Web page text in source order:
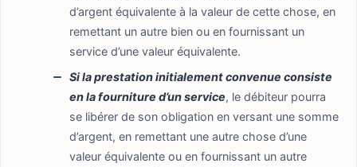
d’argent équivalente à la valeur de cette chose, en
remettant un autre bien ou en fournissant un
service d’une valeur équivalente.
Si la prestation initialement convenue consiste
en la fourniture d’un service, le débiteur pourra
se libérer de son obligation en versant une somme
d’argent, en remettant une autre chose d’une
valeur équivalente ou en fournissant un autre